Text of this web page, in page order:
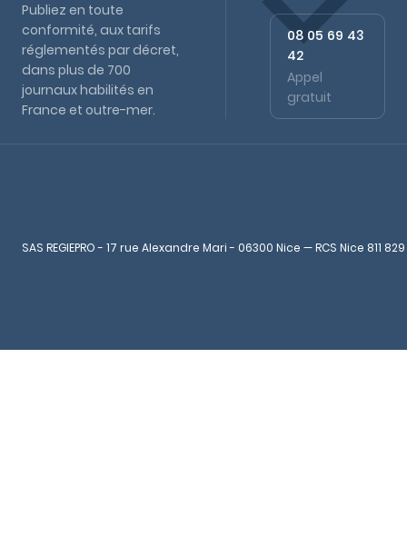
Publiez en toute
conformité, aux tarifs
réglementés par décret,
dans plus de 700
journaux habilités en
France et outre-mer.
08 05 69 43
42
Appel
gratuit
SAS REGIEPRO - 17 rue Alexandre Mari - 06300 Nice — RCS Nice 811